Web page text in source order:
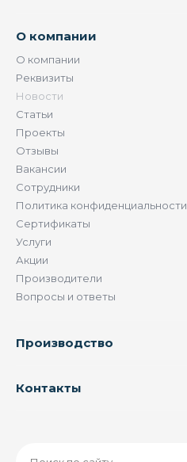
О компании
О компании
Реквизиты
Новости
Статьи
Проекты
Отзывы
Вакансии
Сотрудники
Политика конфиденциальности
Сертификаты
Услуги
Акции
Производители
Вопросы и ответы
Производство
Контакты